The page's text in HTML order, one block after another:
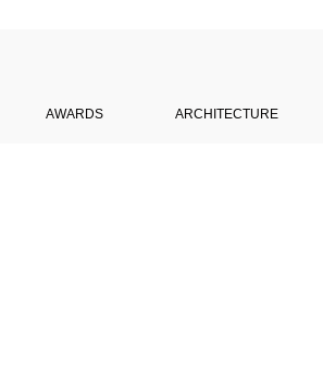
AWARDS ARCHITECTURE